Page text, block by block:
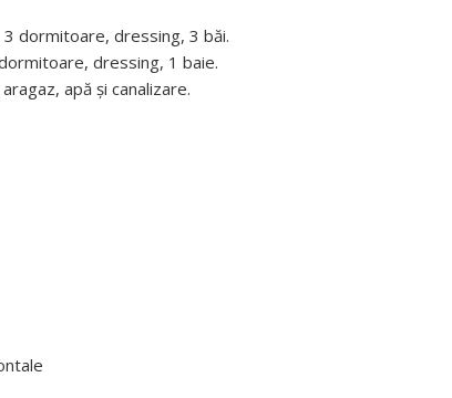
dormitoare, dressing, 3 băi.
dressing, 1 baie.
apă și canalizare.